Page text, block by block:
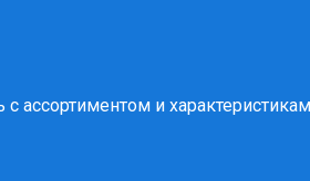
с ассортиментом и